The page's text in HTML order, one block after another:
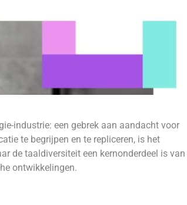
industrie: een gebrek aan aandacht voor
te begrijpen en te repliceren, is het
de taaldiversiteit een kernonderdeel is van
ontwikkelingen.